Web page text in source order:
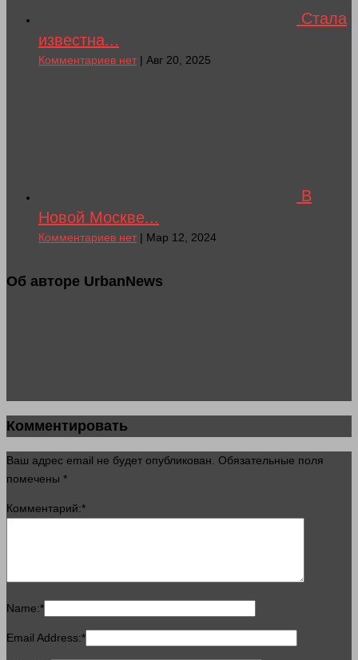
Стала
известна...
Комментариев нет| Авг 20, 2025
В
Новой Москве...
Комментариев нет| Мар 12, 2024
Об авторе UrbanNews
Комментировать
Ваш адрес email не будет опубликован. Обязательные поля
помечены *
Комментарий:*
Name:*
Email Address:*